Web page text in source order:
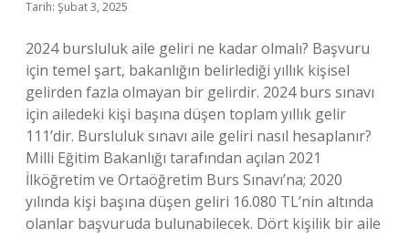
Tarih: Şubat 3, 2025
2024 bursluluk aile geliri ne kadar olmalı? Başvuru
için temel şart, bakanlığın belirlediği yıllık kişisel
gelirden fazla olmayan bir gelirdir. 2024 burs sınavı
için ailedeki kişi başına düşen toplam yıllık gelir
111’dir. Bursluluk sınavı aile geliri nasıl hesaplanır?
Milli Eğitim Bakanlığı tarafından açılan 2021
İlköğretim ve Ortaöğretim Burs Sınavı’na; 2020
yılında kişi başına düşen geliri 16.080 TL’nin altında
olanlar başvuruda bulunabilecek. Dört kişilik bir aile